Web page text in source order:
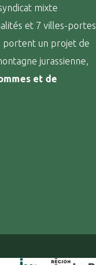
mixte
et 7 villes-portes
portent un projet de
jurassienne,
et de